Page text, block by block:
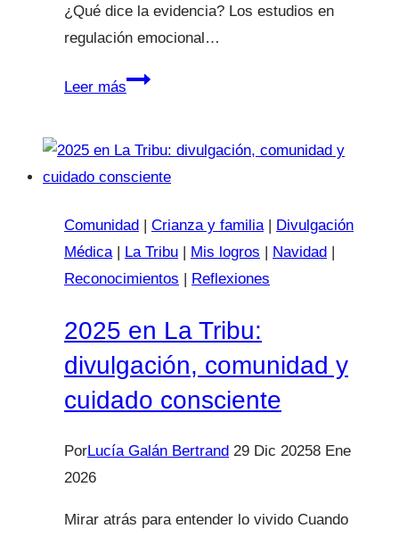
¿Qué dice la evidencia? Los estudios en
regulación emocional…
Leer másCómo
a
mi
Comunidad | Crianza y familia | Divulgación
Médica | La Tribu | Mis logros | Navidad |
Reconocimientos | Reflexiones
2025 en La Tribu:
divulgación, comunidad y
cuidado consciente
PorLucía Galán Bertrand 29 Dic 20258 Ene
2026
Mirar atrás para entender lo vivido Cuando